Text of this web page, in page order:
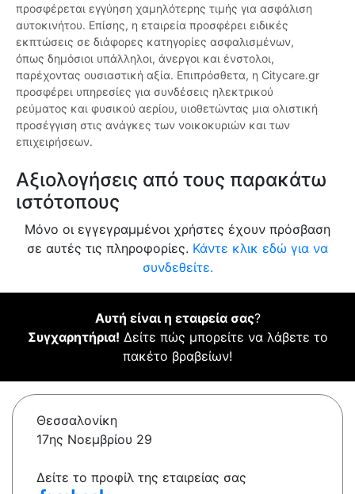
προσφέρεται εγγύηση χαμηλότερης τιμής για ασφάλιση
αυτοκινήτου. Επίσης, η εταιρεία προσφέρει ειδικές
εκπτώσεις σε διάφορες κατηγορίες ασφαλισμένων,
όπως δημόσιοι υπάλληλοι, άνεργοι και ένστολοι,
παρέχοντας ουσιαστική αξία. Επιπρόσθετα, η Citycare.gr
προσφέρει υπηρεσίες για συνδέσεις ηλεκτρικού
ρεύματος και φυσικού αερίου, υιοθετώντας μια ολιστική
προσέγγιση στις ανάγκες των νοικοκυριών και των
επιχειρήσεων.
Αξιολογήσεις από τους παρακάτω
ιστότοπους
Μόνο οι εγγεγραμμένοι χρήστες έχουν πρόσβαση
σε αυτές τις πληροφορίες. Κάντε κλικ εδώ για να
συνδεθείτε.
Αυτή είναι η εταιρεία σας?
Συγχαρητήρια! Δείτε πώς μπορείτε να λάβετε το
πακέτο βραβείων!
Θεσσαλονίκη
17ης Νοεμβρίου 29
Δείτε το προφίλ της εταιρείας σας